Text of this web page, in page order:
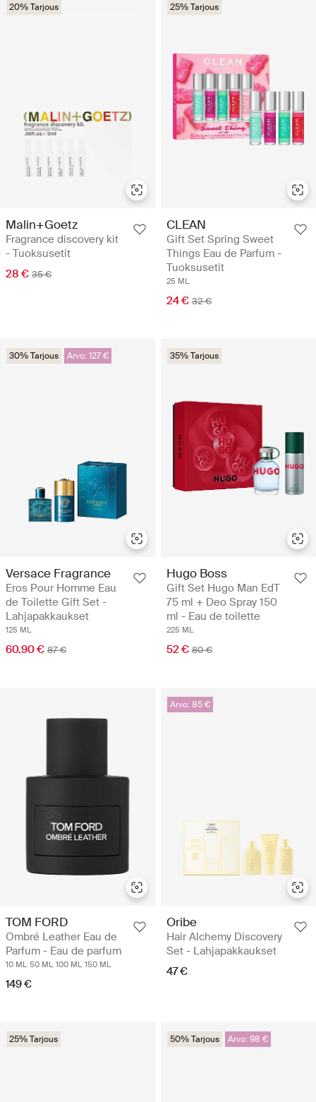
20% Tarjous
Malin+Goetz
Fragrance discovery kit
- Tuoksusetit
28 € 35 €
25% Tarjous
CLEAN
Gift Set Spring Sweet
Things Eau de Parfum -
Tuoksusetit
25 ML
24 € 32 €
30% Tarjous Arvo: 127 €
Versace Fragrance
Eros Pour Homme Eau
de Toilette Gift Set -
Lahjapakkaukset
125 ML
60.90 € 87 €
35% Tarjous
Hugo Boss
Gift Set Hugo Man EdT
75 ml + Deo Spray 150
ml - Eau de toilette
225 ML
52 € 80 €
TOM FORD
Ombré Leather Eau de
Parfum - Eau de parfum
10 ML 50 ML 100 ML 150 ML
149 €
Arvo: 85 €
Oribe
Hair Alchemy Discovery
Set - Lahjapakkaukset
47 €
25% Tarjous 50% Tarjous Arvo: 98 €